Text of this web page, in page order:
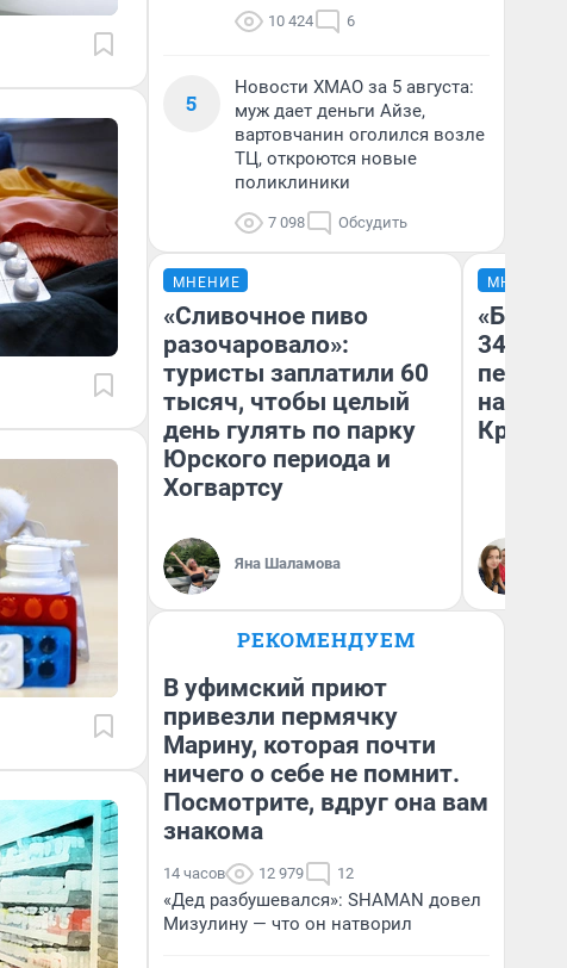
10 424 6
5
Новости ХМАО за 5 августа:
муж дает деньги Айзе,
вартовчанин оголился возле
ТЦ, откроются новые
поликлиники
7 098 Обсудить
МНЕНИЕ
«Сливочное пиво
разочаровало»:
туристы заплатили 60
тысяч, чтобы целый
день гулять по парку
Юрского периода и
Хогвартсу
Яна Шаламова
МНЕНИЕ
«Был
349
на
Крым
РЕКОМЕНДУЕМ
В уфимский приют
привезли пермячку
Марину, которая почти
ничего о себе не помнит.
Посмотрите, вдруг она вам
знакома
14 часов 12 979 12
«Дед разбушевался»: SHAMAN довел
Мизулину — что он натворил